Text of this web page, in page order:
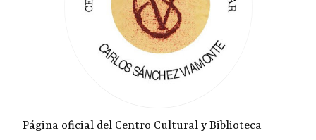
Página oficial del Centro Cultural y Biblioteca